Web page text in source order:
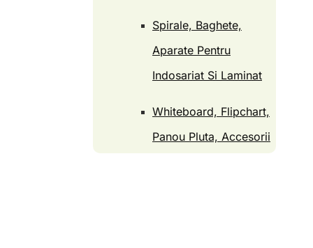
Spirale, Baghete,
Aparate Pentru
Indosariat Si Laminat
Whiteboard, Flipchart,
Panou Pluta, Accesorii